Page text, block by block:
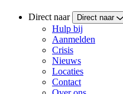
Direct naar Direct naar
Hulp bij
Aanmelden
Crisis
Nieuws
Locaties
Contact